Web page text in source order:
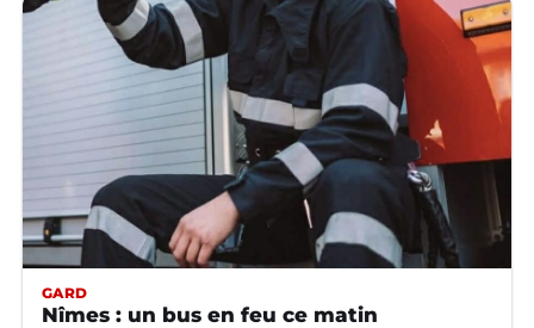
GARD
Nîmes : un bus en feu ce matin